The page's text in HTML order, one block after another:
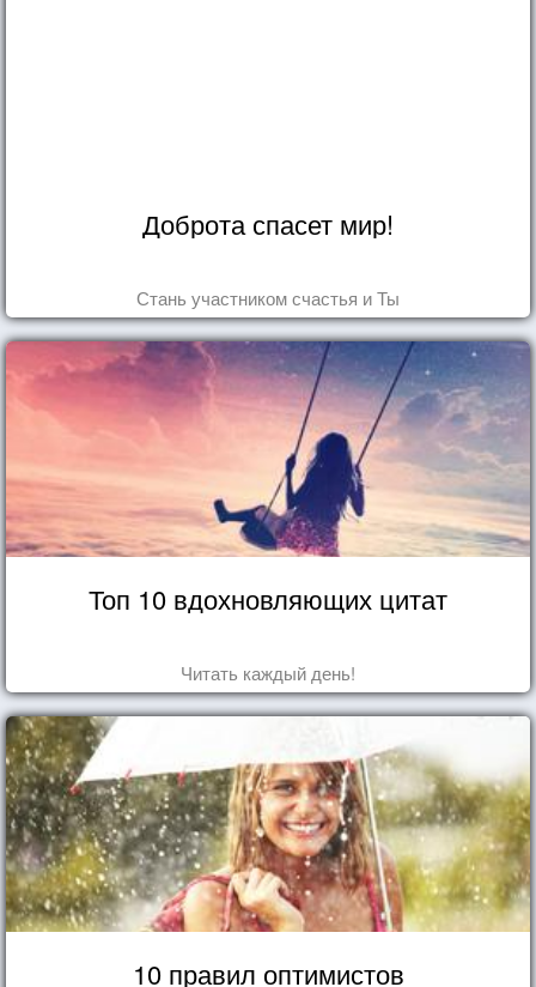
Доброта спасет мир!
Стань участником счастья и Ты
Топ 10 вдохновляющих цитат
Читать каждый день!
10 правил оптимистов